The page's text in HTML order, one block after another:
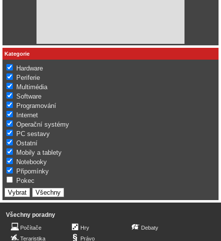
Kategorie
Hardware
Periferie
Multimédia
Software
Programování
Internet
Operační systémy
PC sestavy
Ostatní
Mobily a tablety
Notebooky
Připomínky
Pokec
Všechny poradny
Počítače
Teraristika
Hry
Právo
Debaty